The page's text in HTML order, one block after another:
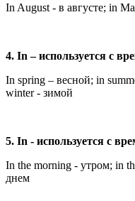
In August - в августе; in
4. In – используется с
In spring – весной; in
winter - зимой
5. In - используется с
In the morning - утром; in
днем